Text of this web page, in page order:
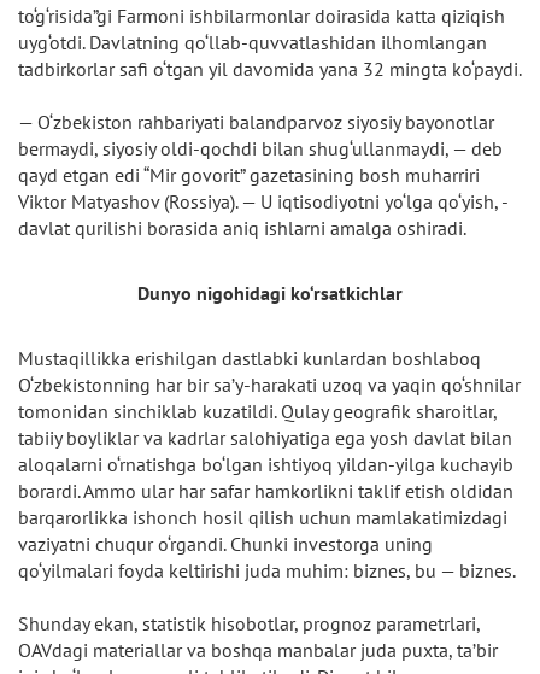
to‘g‘risida”gi Farmoni ishbilarmonlar doirasida katta qiziqish
uyg‘otdi. Davlatning qo‘llab-quvvatlashidan ilhomlangan
tadbirkorlar safi o‘tgan yil davomida yana 32 mingta ko‘paydi.
— O‘zbekiston rahbariyati balandparvoz siyosiy bayonotlar
bermaydi, siyosiy oldi-qochdi bilan shug‘ullanmaydi, — deb
qayd etgan edi “Mir govorit” gazetasining bosh muharriri
Viktor Matyashov (Rossiya). — U iqtisodiyotni yo‘lga qo‘yish, -
davlat qurilishi borasida aniq ishlarni amalga oshiradi.
Dunyo nigohidagi ko‘rsatkichlar
Mustaqillikka erishilgan dastlabki kunlardan boshlaboq
O‘zbekistonning har bir sa’y-harakati uzoq va yaqin qo‘shnilar
tomonidan sinchiklab kuzatildi. Qulay geografik sharoitlar,
tabiiy boyliklar va kadrlar salohiyatiga ega yosh davlat bilan
aloqalarni o‘rnatishga bo‘lgan ishtiyoq yildan-yilga kuchayib
borardi. Ammo ular har safar hamkorlikni taklif etish oldidan
barqarorlikka ishonch hosil qilish uchun mamlakatimizdagi
vaziyatni chuqur o‘rgandi. Chunki investorga uning
qo‘yilmalari foyda keltirishi juda muhim: biznes, bu — biznes.
Shunday ekan, statistik hisobotlar, prognoz parametrlari,
OAVdagi materiallar va boshqa manbalar juda puxta, ta’bir